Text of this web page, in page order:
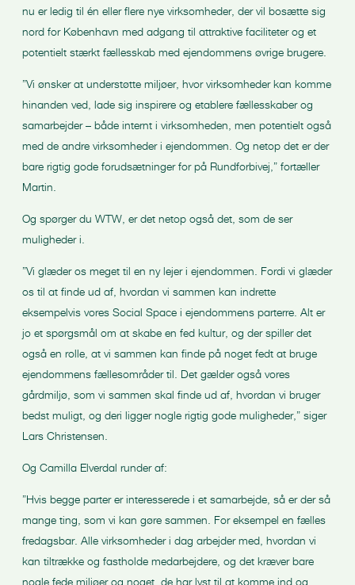
nu er ledig til én eller flere nye virksomheder, der vil bosætte sig
nord for København med adgang til attraktive faciliteter og et
potentielt stærkt fællesskab med ejendommens øvrige brugere.
”Vi ønsker at understøtte miljøer, hvor virksomheder kan komme
hinanden ved, lade sig inspirere og etablere fællesskaber og
samarbejder – både internt i virksomheden, men potentielt også
med de andre virksomheder i ejendommen. Og netop det er der
bare rigtig gode forudsætninger for på Rundforbivej,” fortæller
Martin.
Og spørger du WTW, er det netop også det, som de ser
muligheder i.
”Vi glæder os meget til en ny lejer i ejendommen. Fordi vi glæder
os til at finde ud af, hvordan vi sammen kan indrette
eksempelvis vores Social Space i ejendommens parterre. Alt er
jo et spørgsmål om at skabe en fed kultur, og der spiller det
også en rolle, at vi sammen kan finde på noget fedt at bruge
ejendommens fællesområder til. Det gælder også vores
gårdmiljø, som vi sammen skal finde ud af, hvordan vi bruger
bedst muligt, og deri ligger nogle rigtig gode muligheder,” siger
Lars Christensen.
Og Camilla Elverdal runder af:
”Hvis begge parter er interesserede i et samarbejde, så er der så
mange ting, som vi kan gøre sammen. For eksempel en fælles
fredagsbar. Alle virksomheder i dag arbejder med, hvordan vi
kan tiltrække og fastholde medarbejdere, og det kræver bare
nogle fede miljøer og noget, de har lyst til at komme ind og